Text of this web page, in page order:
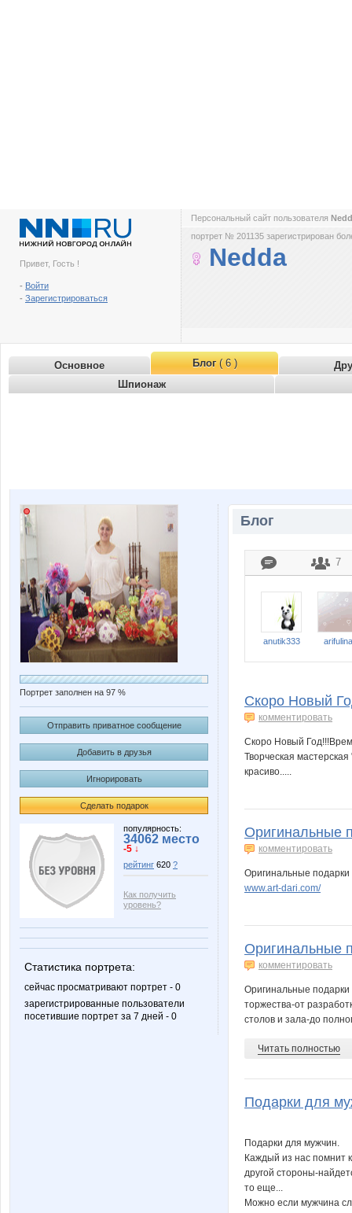
Привет, Гость !
- Войти
- Зарегистрироваться
Персональный сайт пользователя
портрет № 201135 зарегистрирован
Nedda
Основное Блог( 6 )
Шпионаж
Портрет заполнен на 97 %
Отправить приватное сообщение
Добавить в друзья
Игнорировать
Сделать подарок
популярность:
34062 место
-5 ↓
рейтинг 620 ?
Как получить
уровень?
Статистика портрета:
сейчас просматривают портрет - 0
зарегистрированные пользователи
посетившие портрет за 7 дней - 0
Блог
7
anutik333 arifulina
Скоро Новый
комментировать
Скоро Новый
Творческая
красиво.....
Оригинальные
комментировать
Оригинальные
www.art-dari.com/
Оригинальные
комментировать
Оригинальные
торжества-от
столов и зала-до
Читать полностью
Подарки для
Подарки для мужчин.
Каждый из нас помнит
другой стороны-
то еще...
Можно если мужчина